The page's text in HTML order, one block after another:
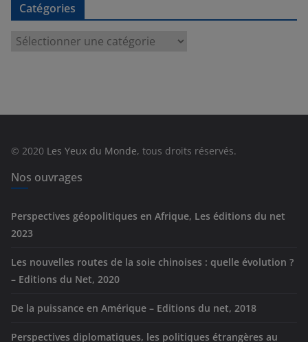
Catégories
e
© 2020 Les Yeux du Monde, tous droits réservés.
Nos ouvrages
Perspectives géopolitiques en Afrique, Les éditions du net
2023
Les nouvelles routes de la soie chinoises : quelle évolution ?
– Editions du Net, 2020
De la puissance en Amérique – Editions du net, 2018
Perspectives diplomatiques, les politiques étrangères au